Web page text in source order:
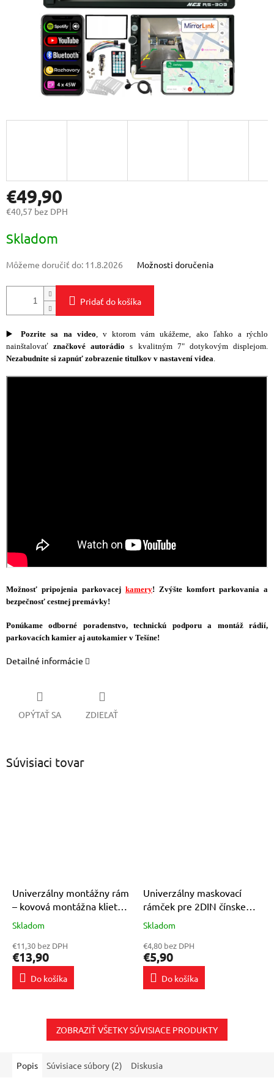
€49,90
€40,57 bez DPH
cena:
Skladom
Môžeme doručiť do: 11.8.2026 Možnosti doručenia
Pridať do košíka
▶️Pozrite sa na video, v ktorom vám ukážeme, ako ľahko a rýchlo
nainštalovaťznačkové autorádio s kvalitným 7" dotykovým displejom.
Nezabudnite si zapnúť zobrazenie titulkov v nastavení videa.
Možnosť pripojenia parkovacej kamery! Zvýšte komfort parkovania a
bezpečnosť cestnej premávky!
Ponúkame odborné poradenstvo, technickú podporu a montáž rádií,
parkovacích kamier aj autokamier v Tešíne!
Detailné informácie
OPÝTAŤ SA ZDIEĽAŤ
Súvisiaci tovar
Univerzálny montážny rám
– kovová montážna klietka
2DIN pre autorádio
Priemerné
produktu
je
4,0
Skladom
€11,30 bez DPH
€13,90
Do košíka
Univerzálny maskovací
rámček pre 2DIN čínske
autorádio
Priemerné
produktu
je
4,5
Skladom
€4,80 bez DPH
€5,90
Do košíka
ZOBRAZIŤ VŠETKY SÚVISIACE PRODUKTY
Popis Súvisiace súbory (2) Diskusia